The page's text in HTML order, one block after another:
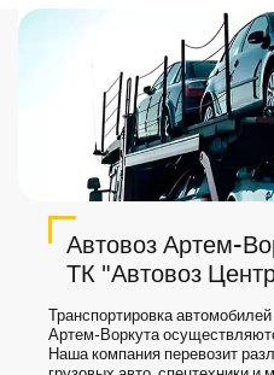
Автовоз Артем-
ТК "Автовоз
Транспортировка
Артем-Воркута
Наша компания перевозит